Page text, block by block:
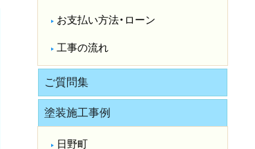
お支払い方法・ローン
工事の流れ
ご質問集
塗装施工事例
日野町